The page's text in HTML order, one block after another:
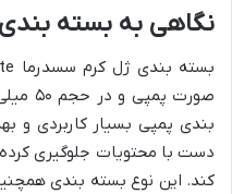
نگاهی به بسته
صورت
بندی پمپی بسیار کاربردی و
دست با محتویات جلوگیری
کند. این نوع بسته بندی